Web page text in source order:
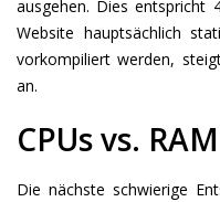
ausgehen. Dies entspricht
Website hauptsächlich
vorkompiliert werden,
an.
CPUs vs.
Die nächste schwierige